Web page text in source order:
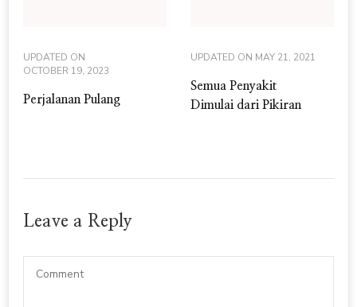
UPDATED ON
OCTOBER 19, 2023
Perjalanan Pulang
UPDATED ON MAY 21, 2021
Semua Penyakit
Dimulai dari Pikiran
Leave a Reply